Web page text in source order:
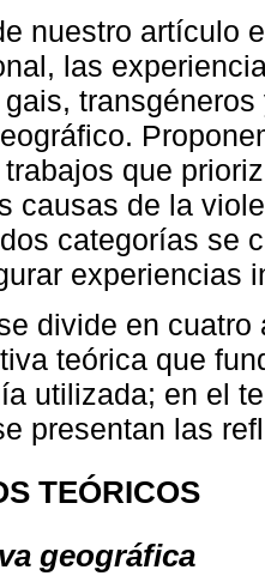
nuestro artículo
las
que
causas de la
categorías se
experiencias
divide en
teórica que
utilizada; en el
presentan las
TEÓRICOS
geográfica